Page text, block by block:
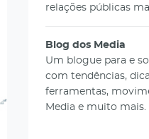
relações públicas
Blog dos Media
Um blogue para e
com tendências,
ferramentas,
Media e muito mais.